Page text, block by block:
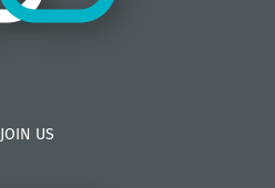
JOIN US